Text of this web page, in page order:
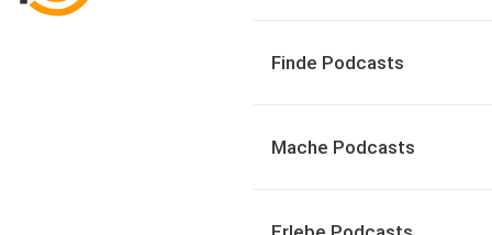
Finde Podcasts
Mache Podcasts